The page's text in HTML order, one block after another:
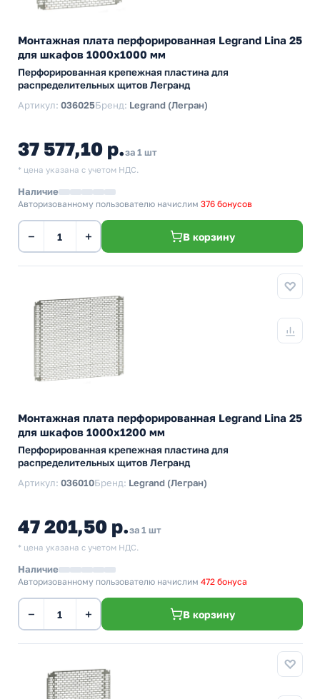
Монтажная плата перфорированная Legrand Lina 25
для шкафов 1000х1000 мм
Перфорированная крепежная пластина для
распределительных щитов Легранд
Артикул: 036025Бренд: Legrand (Легран)
37 577,10 р.за 1 шт
* цена указана с учетом НДС.
Наличие
Авторизованному пользователю начислим 376 бонусов
− + В корзину
Монтажная плата перфорированная Legrand Lina 25
для шкафов 1000x1200 мм
Перфорированная крепежная пластина для
распределительных щитов Легранд
Артикул: 036010Бренд: Legrand (Легран)
47 201,50 р.за 1 шт
* цена указана с учетом НДС.
Наличие
Авторизованному пользователю начислим 472 бонуса
− + В корзину